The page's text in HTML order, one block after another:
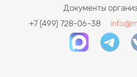
Документы
+7 (499) 728-06-38